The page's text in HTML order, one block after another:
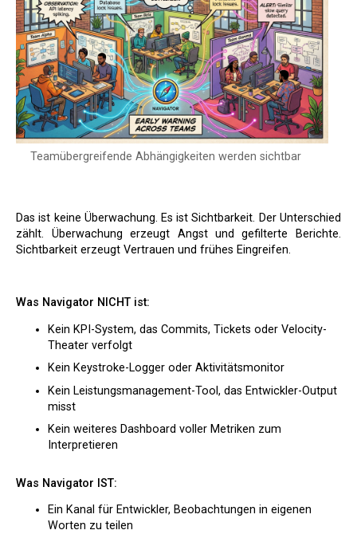
Teamübergreifende Abhängigkeiten werden sichtbar
Das ist keine Überwachung. Es ist Sichtbarkeit. Der Unterschied
zählt. Überwachung erzeugt Angst und gefilterte Berichte.
Sichtbarkeit erzeugt Vertrauen und frühes Eingreifen.
Was Navigator NICHT ist:
Kein KPI-System, das Commits, Tickets oder Velocity-
Theater verfolgt
Kein Keystroke-Logger oder Aktivitätsmonitor
Kein Leistungsmanagement-Tool, das Entwickler-Output
misst
Kein weiteres Dashboard voller Metriken zum
Interpretieren
Was Navigator IST:
Ein Kanal für Entwickler, Beobachtungen in eigenen
Worten zu teilen